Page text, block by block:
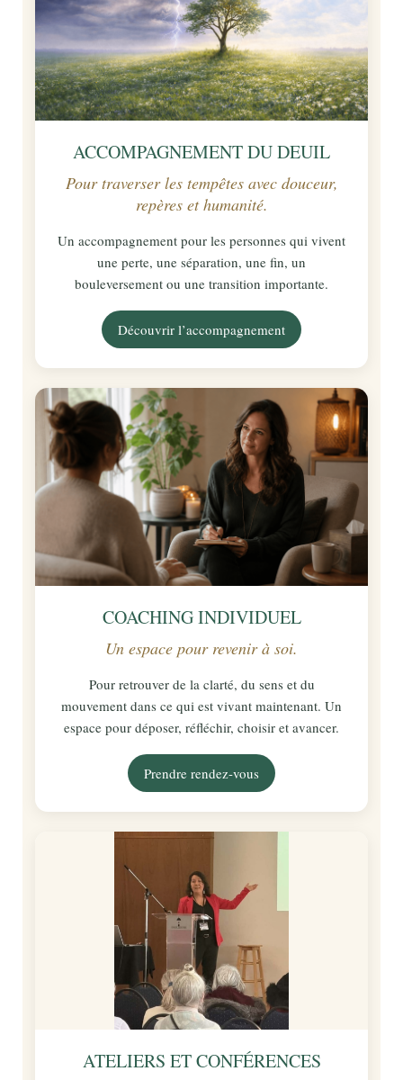
ACCOMPAGNEMENT DU DEUIL
Pour traverser les tempêtes avec douceur,
repères et humanité.
Un accompagnement pour les personnes qui vivent
une perte, une séparation, une fin, un
bouleversement ou une transition importante.
Découvrir l’accompagnement
COACHING INDIVIDUEL
Un espace pour revenir à soi.
Pour retrouver de la clarté, du sens et du
mouvement dans ce qui est vivant maintenant. Un
espace pour déposer, réfléchir, choisir et avancer.
Prendre rendez-vous
ATELIERS ET CONFÉRENCES